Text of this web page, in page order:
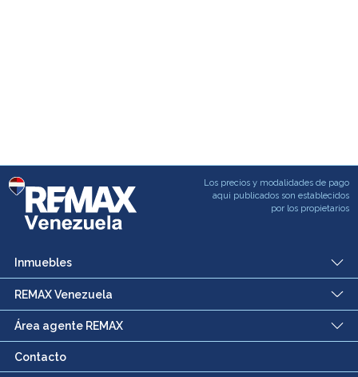
Los precios y modalidades de pago
aqui publicados son establecidos
por los propietarios
Inmuebles
REMAX Venezuela
Área agente REMAX
Contacto